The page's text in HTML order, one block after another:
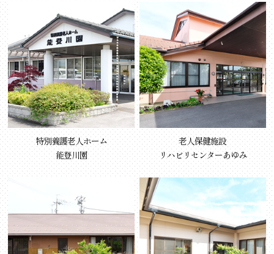
特別養護老人ホーム
能登川園
老人保健施設
リハビリセンターあゆみ